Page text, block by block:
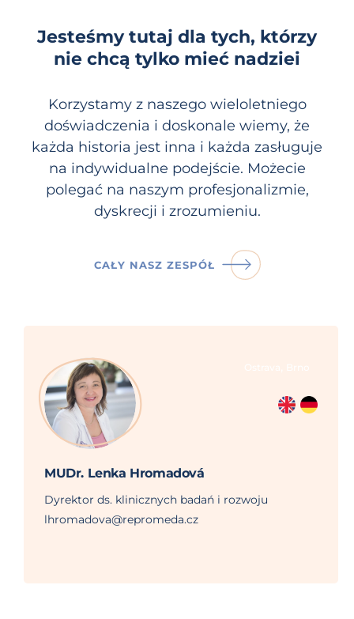
Jesteśmy tutaj dla tych, którzy
nie chcą tylko mieć nadziei
Korzystamy z naszego wieloletniego
doświadczenia i doskonale wiemy, że
każda historia jest inna i każda zasługuje
na indywidualne podejście. Możecie
polegać na naszym profesjonalizmie,
dyskrecji i zrozumieniu.
CAŁY NASZ ZESPÓŁ
MUDr. Lenka Hromadová
Dyrektor ds. klinicznych badań i rozwoju
lhromadova@repromeda.cz